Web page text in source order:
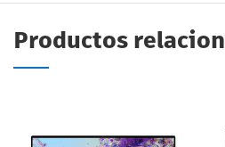
Productos